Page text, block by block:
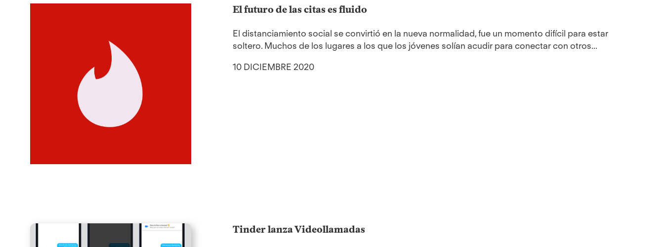
El futuro de las citas es fluido
El distanciamiento social se convirtió en la nueva normalidad, fue un momento difícil para estar
soltero. Muchos de los lugares a los que los jóvenes solían acudir para conectar con otros...
10 DICIEMBRE 2020
Tinder lanza Videollamadas